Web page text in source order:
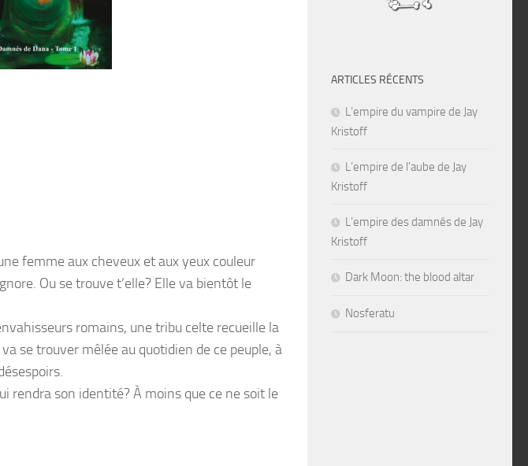
femme aux cheveux et aux yeux couleur
Ou se trouve t’elle? Elle va bientôt le
romains, une tribu celte recueille la
se trouver mêlée au quotidien de ce peuple, à
rendra son identité? À moins que ce ne soit le
ARTICLES RÉCENTS
L’empire du vampire de Jay
Kristoff
L’empire de l’aube de Jay
Kristoff
L’empire des damnés de Jay
Kristoff
Dark Moon: the blood altar
Nosferatu